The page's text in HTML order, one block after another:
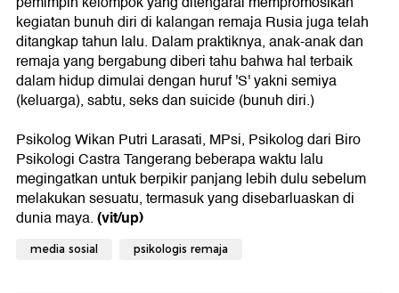
kegiatan bunuh diri di kalangan remaja Rusia juga telah
ditangkap tahun lalu. Dalam praktiknya, anak-anak dan
remaja yang bergabung diberi tahu bahwa hal terbaik
dalam hidup dimulai dengan huruf 'S' yakni semiya
(keluarga), sabtu, seks dan suicide (bunuh diri.)
Psikolog Wikan Putri Larasati, MPsi, Psikolog dari Biro
Psikologi Castra Tangerang beberapa waktu lalu
megingatkan untuk berpikir panjang lebih dulu sebelum
melakukan sesuatu, termasuk yang disebarluaskan di
dunia maya.(vit/up)
media sosial psikologis remaja